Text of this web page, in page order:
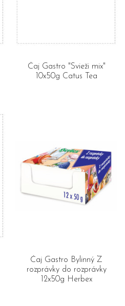
Čaj Gastro "Svieži mix"
10x50g Catus Tea
Čaj Gastro Bylinný Z
rozprávky do rozprávky
12x50g Herbex